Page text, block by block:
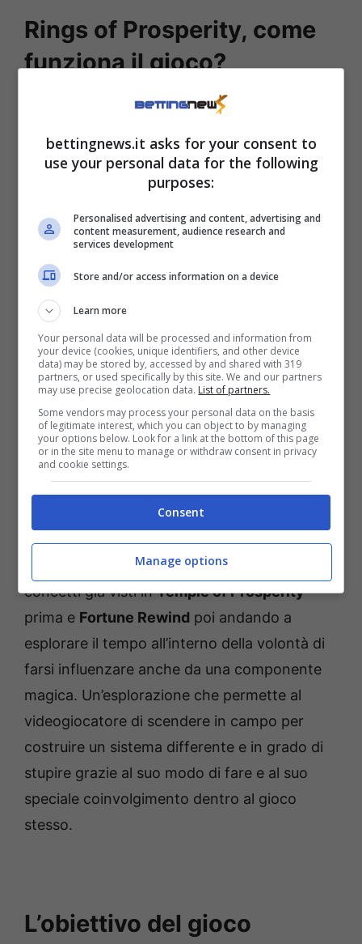
Rings of Prosperity, come
funziona il gioco?
Come riporta agipronews.it, cuore di
interconnessi che grazie al Dio Drago si
vanno a trasformare in monete d’oro come
se fossimo
sull’Orient Express insieme a
Rebecca Donaldson.Non si tratta di semplici
ricompense visive ma vanno a simboleggiare
da vicino quelle che sono le benedizioni
conquistate e si collegano così a una vera e
propria ricchezza spirituale.
In questo senso entra in gioco la Ruota della
Prosperità che va a fungere da arbitro divino,
qui entra in gioco un gameplay accattivante e
in grado di scatenare una forza superiore che
è in linea con le linee narrative del gioco
Ci troviamo di fronte all’elaborazione dei
concetti già visti inTemple of Prosperity
prima e Fortune Rewind poi andando a
esplorare il tempo all’interno della volontà di
farsi influenzare anche da una componente
magica. Un’esplorazione che permette al
videogiocatore di scendere in campo per
costruire un sistema differente e in grado di
stupire grazie al suo modo di fare e al suo
speciale coinvolgimento dentro al gioco
stesso.
L’obiettivo del gioco
bettingnews.it asks for your consent to
use your personal data for the following
purposes:
Personalised advertising and content, advertising and
content measurement, audience research and
services development
Store and/or access information on a device
Learn more
Your personal data will be processed and information from
your device (cookies, unique identifiers, and other device
data) may be stored by, accessed by and shared with 319
partners, or used specifically by this site. We and our partners
may use precise geolocation data. List of partners.
Some vendors may process your personal data on the basis
of legitimate interest, which you can object to by managing
your options below. Look for a link at the bottom of this page
or in the site menu to manage or withdraw consent in privacy
and cookie settings.
Consent
Manage options